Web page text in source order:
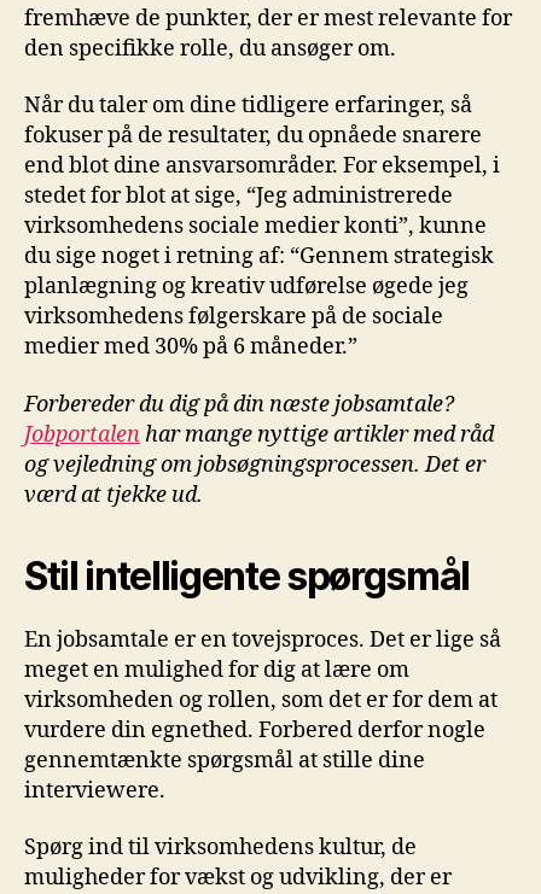
fremhæve de punkter, der er mest relevante for
den specifikke rolle, du ansøger om.
Når du taler om dine tidligere erfaringer, så
fokuser på de resultater, du opnåede snarere
end blot dine ansvarsområder. For eksempel, i
stedet for blot at sige, “Jeg administrerede
virksomhedens sociale medier konti”, kunne
du sige noget i retning af: “Gennem strategisk
planlægning og kreativ udførelse øgede jeg
virksomhedens følgerskare på de sociale
medier med 30% på 6 måneder.”
Forbereder du dig på din næste jobsamtale?
Jobportalenhar mange nyttige artikler med råd
og vejledning om jobsøgningsprocessen. Det er
værd at tjekke ud.
Stil intelligente spørgsmål
En jobsamtale er en tovejsproces. Det er lige så
meget en mulighed for dig at lære om
virksomheden og rollen, som det er for dem at
vurdere din egnethed. Forbered derfor nogle
gennemtænkte spørgsmål at stille dine
interviewere.
Spørg ind til virksomhedens kultur, de
muligheder for vækst og udvikling, der er